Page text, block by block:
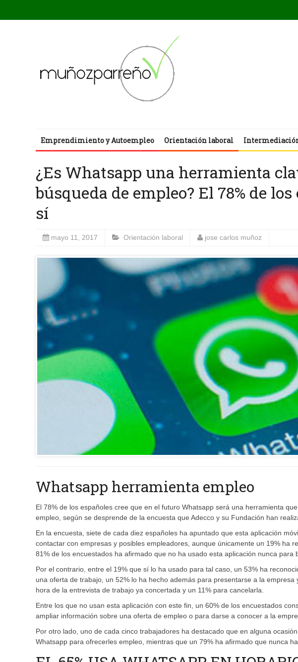
Emprendimiento y Autoempleo Orientación laboral
¿Es Whatsapp una herramienta
búsqueda de empleo? El 78% de
sí
mayo 11, 2017 Orientación laboral jose carlos muñoz
Whatsapp herramienta empleo
El 78% de los españoles cree que en el futuro Whatsapp será una herramienta
empleo, según se desprende de la encuesta que Adecco y su Fundación han
En la encuesta, siete de cada diez españoles ha apuntado que esta aplicación
contactar con empresas y posibles empleadores, aunque únicamente un 19% ha
81% de los encuestados ha afirmado que no ha usado esta aplicación nunca
Por el contrario, entre el 19% que sí lo ha usado para tal caso, un 53% ha
una oferta de trabajo, un 52% lo ha hecho además para presentarse a la
hora de la entrevista de trabajo ya concertada y un 11% para cancelarla.
Entre los que no usan esta aplicación con este fin, un 60% de los encuestados
ampliar información sobre una oferta de empleo o para darse a conocer a la
Por otro lado, uno de cada cinco trabajadores ha destacado que en alguna
Whatsapp para ofrecerles empleo, mientras que un 79% ha afirmado que nunca